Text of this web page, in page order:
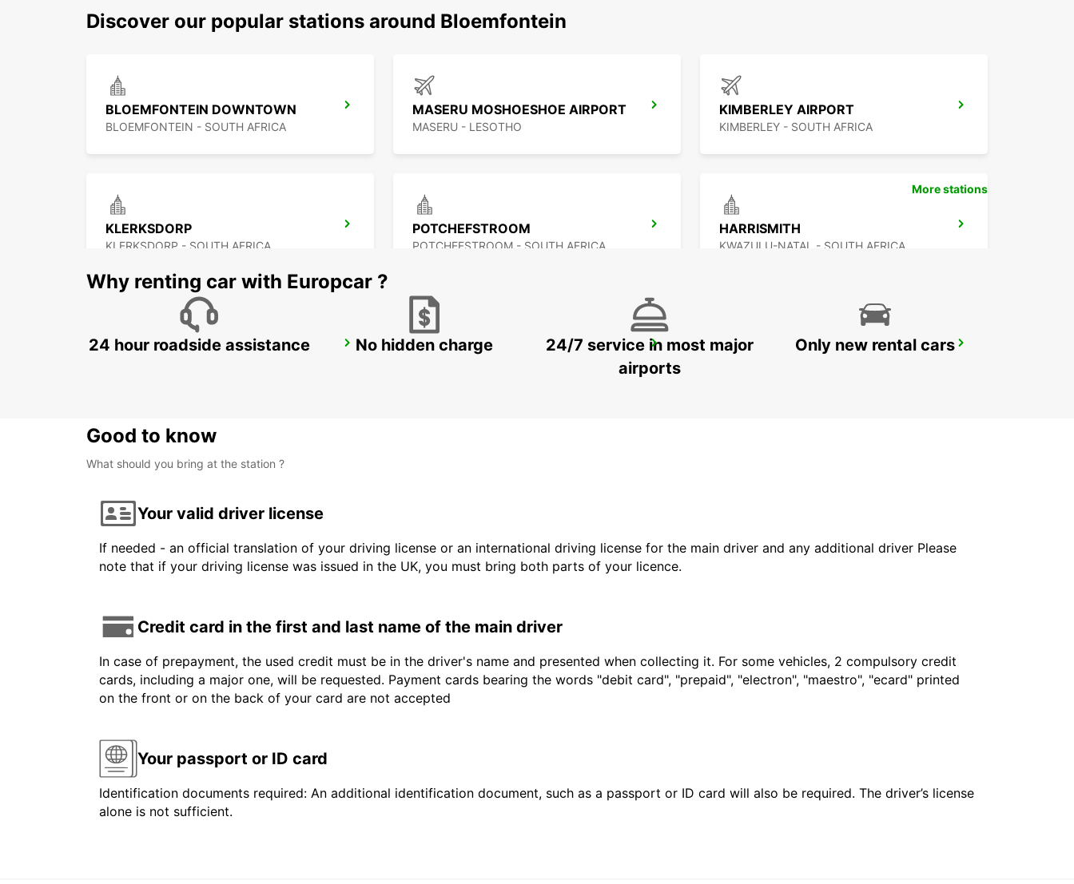
Discover our popular stations around Bloemfontein
BLOEMFONTEIN DOWNTOWN
BLOEMFONTEIN - SOUTH AFRICA
MASERU MOSHOESHOE AIRPORT
MASERU - LESOTHO
KIMBERLEY AIRPORT
KIMBERLEY - SOUTH AFRICA
KLERKSDORP
KLERKSDORP - SOUTH AFRICA
POTCHEFSTROOM
POTCHEFSTROOM - SOUTH AFRICA
HARRISMITH
KWAZULU-NATAL - SOUTH AFRICA
VANDERBIJLPARK QUEENSTOWN KOKSTAD
More stations
Why renting car with Europcar ?
24 hour roadside assistance No hidden charge
24/7 service in most major
airports
Only new rental cars
Good to know
What should you bring at the station ?
Your valid driver license
If needed - an official translation of your driving license or an international driving license for the main driver and any additional driver Please
note that if your driving license was issued in the UK, you must bring both parts of your licence.
Credit card in the first and last name of the main driver
In case of prepayment, the used credit must be in the driver's name and presented when collecting it. For some vehicles, 2 compulsory credit
cards, including a major one, will be requested. Payment cards bearing the words "debit card", "prepaid", "electron", "maestro", "ecard" printed
on the front or on the back of your card are not accepted
Your passport or ID card
Identification documents required: An additional identification document, such as a passport or ID card will also be required. The driver’s license
alone is not sufficient.